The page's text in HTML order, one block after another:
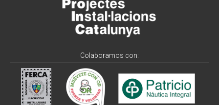
Colaboramos con: